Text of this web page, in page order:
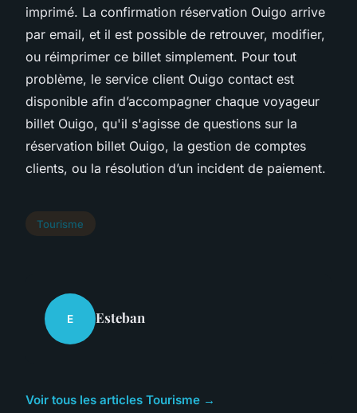
imprimé. La confirmation réservation Ouigo arrive
par email, et il est possible de retrouver, modifier,
ou réimprimer ce billet simplement. Pour tout
problème, le service client Ouigo contact est
disponible afin d’accompagner chaque voyageur
billet Ouigo, qu'il s'agisse de questions sur la
réservation billet Ouigo, la gestion de comptes
clients, ou la résolution d’un incident de paiement.
Tourisme
E Esteban
Voir tous les articles Tourisme →